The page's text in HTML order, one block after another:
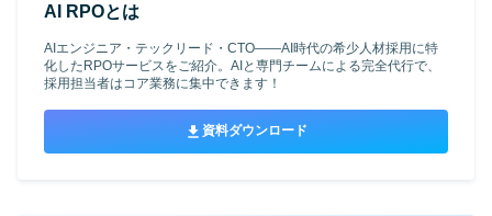
AI RPOとは
AIエンジニア・テックリード・CTO——AI時代の希少人材採用に特
化したRPOサービスをご紹介。AIと専門チームによる完全代行で、
採用担当者はコア業務に集中できます！
資料ダウンロード